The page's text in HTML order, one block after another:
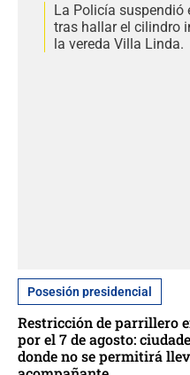
La Policía suspendió
tras hallar el cilindro
la vereda Villa Linda.
Posesión presidencial
Restricción de parrillero
por el 7 de agosto:
donde no se permitirá